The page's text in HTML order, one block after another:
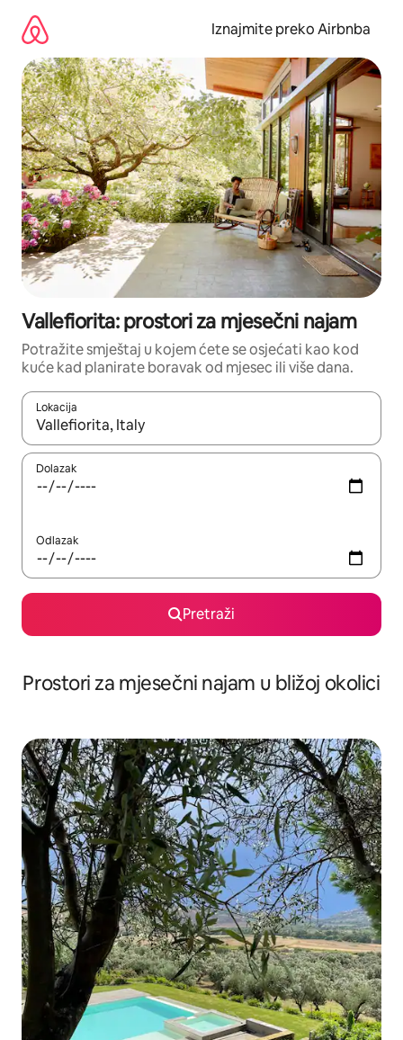
sadržaj
Iznajmite preko Airbnba
Vallefiorita: prostori za mjesečni najam
Potražite smještaj u kojem ćete se osjećati kao kod
kuće kad planirate boravak od mjesec ili više dana.
Lokacija
Kada budu dostupni rezultati, moći ćete ih pregledati
Dolazak
Odlazak
Pretraži
Prostori za mjesečni najam u bližoj okolici